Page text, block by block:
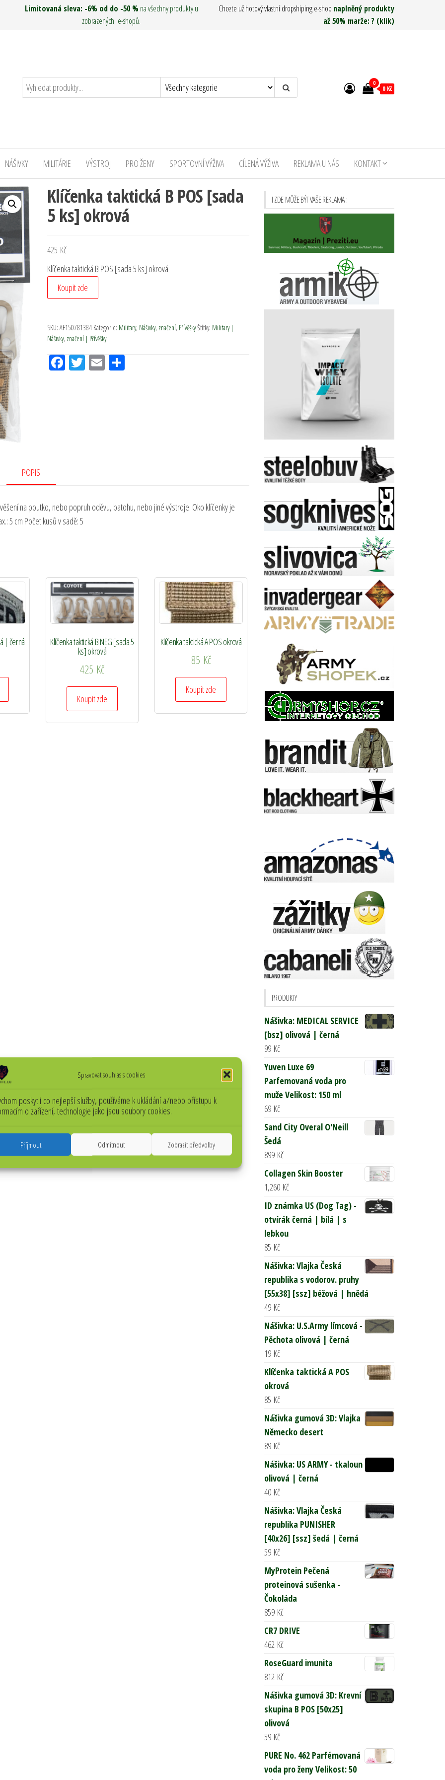
Spravovat souhlas s cookies
poskytli co nejlepší služby, používáme k ukládání a/nebo přístupu k
o zařízení, technologie jako jsou soubory cookies.
Příjmout Odmítnout Zobrazit předvolby
Limitovaná sleva: -6% od do -50 % na všechny produkty u
zobrazených e-shopů.
Chcete už hotový vlastní dropshiping e-shop naplněný produkty
až 50% marže: ? (klik)
0
0 Kč
NÁŠIVKY MILITÁRIE VÝSTROJ PRO ŽENY SPORTOVNÍ VÝŽIVA CÍLENÁ VÝŽIVA REKLAMA U NÁS KONTAKT
Klíčenka taktická B POS [sada
5 ks] okrová
425 Kč
Klíčenka taktická B POS [sada 5 ks] okrová
Koupit zde
SKU: AF150781384 Kategorie: Military, Nášivky, značení, PřívěškyŠtítky: Military |
Nášivky, značení | Přívěšky
FacTw EmSh
POPIS
na poutko, nebo popruh oděvu, batohu, nebo jiné výstroje. Oko klíčenky je
5 cm Počet kusů v sadě: 5
| černá Klíčenka taktická B NEG [sada 5
ks] okrová
425 Kč
Koupit zde
Klíčenka taktická A POS okrová
85 Kč
Koupit zde
I ZDE MŮŽE BÝT VAŠE REKLAMA :
PRODUKTY
Nášivka: MEDICAL SERVICE
[bsz] olivová | černá
99 Kč
Yuven Luxe 69
Parfemovaná voda pro
muže Velikost: 150 ml
69 Kč
Sand City Overal O'Neill
Šedá
899 Kč
Collagen Skin Booster
1,260 Kč
ID známka US (Dog Tag) -
otvírák černá | bílá | s
lebkou
85 Kč
Nášivka: Vlajka Česká
republika s vodorov. pruhy
[55x38] [ssz] béžová | hnědá
49 Kč
Nášivka: U.S.Army límcová -
Pěchota olivová | černá
19 Kč
Klíčenka taktická A POS
okrová
85 Kč
Nášivka gumová 3D: Vlajka
Německo desert
89 Kč
Nášivka: US ARMY - tkaloun
olivová | černá
40 Kč
Nášivka: Vlajka Česká
republika PUNISHER
[40x26] [ssz] šedá | černá
59 Kč
MyProtein Pečená
proteinová sušenka -
Čokoláda
859 Kč
CR7 DRIVE
462 Kč
RoseGuard imunita
812 Kč
Nášivka gumová 3D: Krevní
skupina B POS [50x25]
olivová
59 Kč
PURE No. 462 Parfémovaná
voda pro ženy Velikost: 50